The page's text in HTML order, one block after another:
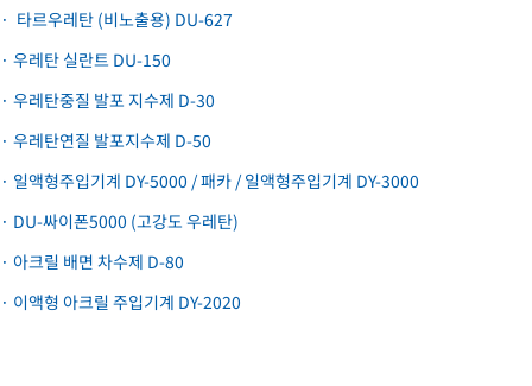
· 타르우레탄 (비노출용) DU-627
· 우레탄 실란트 DU-150
· 우레탄중질 발포 지수제 D-30
· 우레탄연질 발포지수제 D-50
· 일액형주입기계 DY-5000 / 패카 / 일액형주입기계 DY-3000
· DU-싸이폰5000 (고강도 우레탄)
· 아크릴 배면 차수제 D-80
· 이액형 아크릴 주입기계 DY-2020